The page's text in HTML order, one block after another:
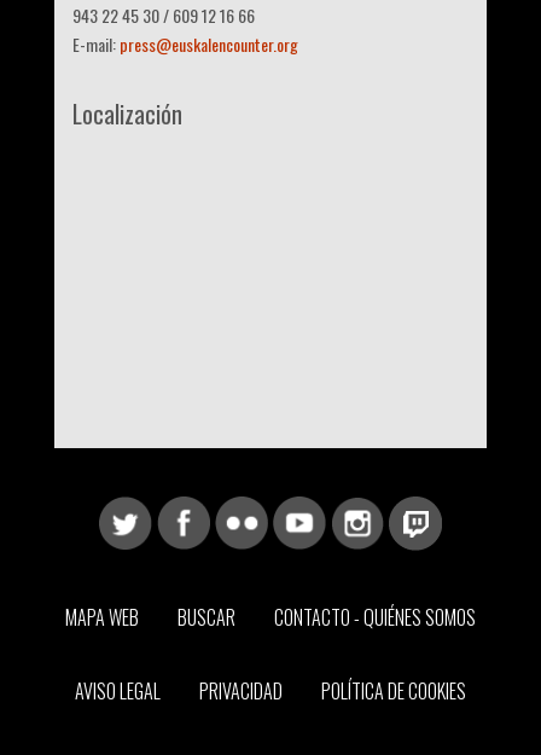
943 22 45 30 / 609 12 16 66
E-mail:press@euskalencounter.org
Localización
MAPA WEB BUSCAR CONTACTO - QUIÉNES SOMOS
AVISO LEGAL PRIVACIDAD POLÍTICA DE COOKIES